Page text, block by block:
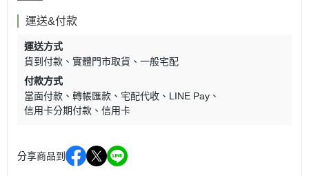
運送&付款
運送方式
貨到付款
實體門市取貨
一般宅配
付款方式
當面付款
轉帳匯款 宅配代收
LINE Pay
信用卡分期付款
信用卡
分享商品到